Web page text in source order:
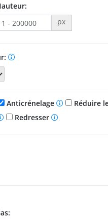
px
Anticrénelage
Réduire
Redresser